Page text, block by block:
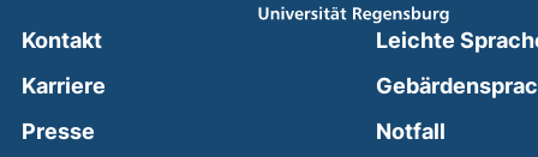
Kontakt
Karriere
Presse
Leichte
Notfall